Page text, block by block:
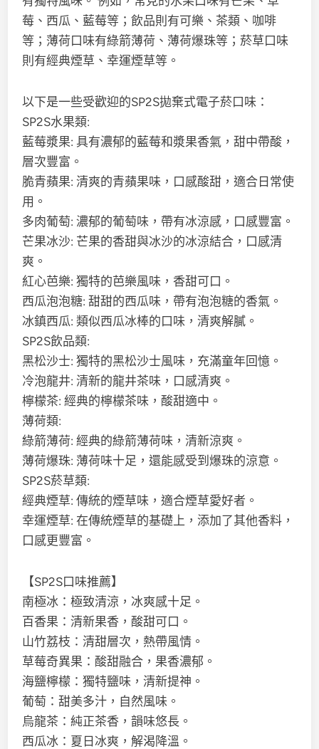
莓、西瓜、藍莓等；飲品則有可樂、茶類、咖啡
等；薄荷口味有綠箭薄荷、薄荷爆珠等；菸草口味
則有經典煙草、幸運煙草等。
以下是一些受歡迎的SP2S拋棄式電子菸口味：
SP2S水果類:
藍莓漿果: 具有濃郁的藍莓和漿果香氣，甜中帶酸，
層次豐富。
脆青蘋果: 清爽的青蘋果味，口感酸甜，適合日常使
用。
多肉葡萄: 濃郁的葡萄味，帶有冰涼感，口感豐富。
芒果冰沙: 芒果的香甜與冰沙的冰涼結合，口感清
爽。
紅心芭樂: 獨特的芭樂風味，香甜可口。
西瓜泡泡糖: 甜甜的西瓜味，帶有泡泡糖的香氣。
冰鎮西瓜: 類似西瓜冰棒的口味，清爽解膩。
SP2S飲品類:
黑松沙士: 獨特的黑松沙士風味，充滿童年回憶。
冷泡龍井: 清新的龍井茶味，口感清爽。
檸檬茶: 經典的檸檬茶味，酸甜適中。
薄荷類:
綠箭薄荷: 經典的綠箭薄荷味，清新涼爽。
薄荷爆珠: 薄荷味十足，還能感受到爆珠的涼意。
SP2S菸草類:
經典煙草: 傳統的煙草味，適合煙草愛好者。
幸運煙草: 在傳統煙草的基礎上，添加了其他香料，
口感更豐富。
【SP2S口味推薦】
南極冰：極致清涼，冰爽感十足。
百香果：清新果香，酸甜可口。
山竹荔枝：清甜層次，熱帶風情。
草莓奇異果：酸甜融合，果香濃郁。
海鹽檸檬：獨特鹽味，清新提神。
葡萄：甜美多汁，自然風味。
烏龍茶：純正茶香，韻味悠長。
西瓜冰：夏日冰爽，解渴降溫。